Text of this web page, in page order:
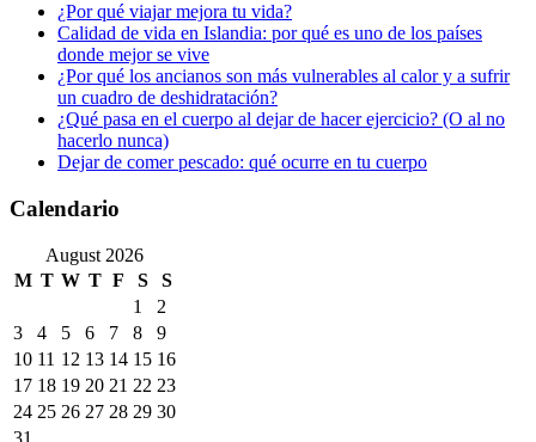
¿Por qué viajar mejora tu vida?
Calidad de vida en Islandia: por qué es uno de los países
donde mejor se vive
¿Por qué los ancianos son más vulnerables al calor y a sufrir
un cuadro de deshidratación?
¿Qué pasa en el cuerpo al dejar de hacer ejercicio? (O al no
hacerlo nunca)
Dejar de comer pescado: qué ocurre en tu cuerpo
Calendario
August 2026
M T W T F S
S
1
2
3
4 5 6 7 8
9
10 11 12 13 14 15 16
17 18 19 20 21 22 23
24 25 26 27 28 29 30
31